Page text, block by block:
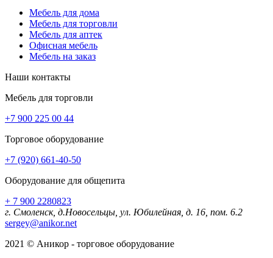
Мебель для дома
Мебель для торговли
Мебель для аптек
Офисная мебель
Мебель на заказ
Наши контакты
Мебель для торговли
+7 900 225 00 44
Торговое оборудование
+7 (920) 661-40-50
Оборудование для общепита
+ 7 900 2280823
г. Смоленск, д.Новосельцы, ул. Юбилейная, д. 16, пом. 6.2
sergey@anikor.net
2021 © Аникор - торговое оборудование